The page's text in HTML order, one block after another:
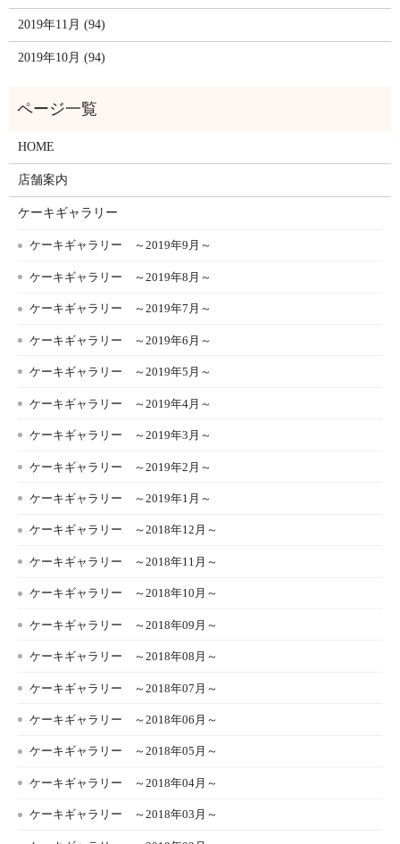
2019年11月 (94)
2019年10月 (94)
HOME
店舗案内
ケーキギャラリー
ケーキギャラリー ～2019年9月～
ケーキギャラリー ～2019年8月～
ケーキギャラリー ～2019年7月～
ケーキギャラリー ～2019年6月～
ケーキギャラリー ～2019年5月～
ケーキギャラリー ～2019年4月～
ケーキギャラリー ～2019年3月～
ケーキギャラリー ～2019年2月～
ケーキギャラリー ～2019年1月～
ケーキギャラリー ～2018年12月～
ケーキギャラリー ～2018年11月～
ケーキギャラリー ～2018年10月～
ケーキギャラリー ～2018年09月～
ケーキギャラリー ～2018年08月～
ケーキギャラリー ～2018年07月～
ケーキギャラリー ～2018年06月～
ケーキギャラリー ～2018年05月～
ケーキギャラリー ～2018年04月～
ケーキギャラリー ～2018年03月～